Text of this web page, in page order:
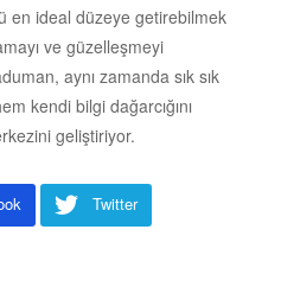
en ideal düzeye getirebilmek
ve güzelleşmeyi
aynı zamanda sık sık
kendi bilgi dağarcığını
geliştiriyor.
Twitter